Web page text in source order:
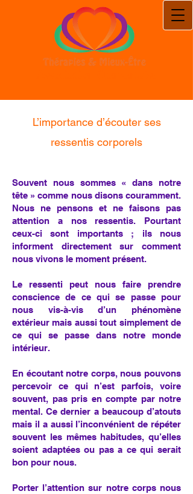
L’importance d’écouter ses
ressentis corporels
Souvent nous sommes « dans notre
tête » comme nous disons couramment.
Nous ne pensons et ne faisons pas
attention a nos ressentis. Pourtant
ceux-ci sont importants ; ils nous
informent directement sur comment
nous vivons le moment présent.
Le ressenti peut nous faire prendre
conscience de ce qui se passe pour
nous vis-à-vis d’un phénomène
extérieur mais aussi tout simplement de
ce qui se passe dans notre monde
intérieur.
En écoutant notre corps, nous pouvons
percevoir ce qui n’est parfois, voire
souvent, pas pris en compte par notre
mental. Ce dernier a beaucoup d’atouts
mais il a aussi l’inconvénient de répéter
souvent les mêmes habitudes, qu’elles
soient adaptées ou pas a ce qui serait
bon pour nous.
Porter l’attention sur notre corps nous